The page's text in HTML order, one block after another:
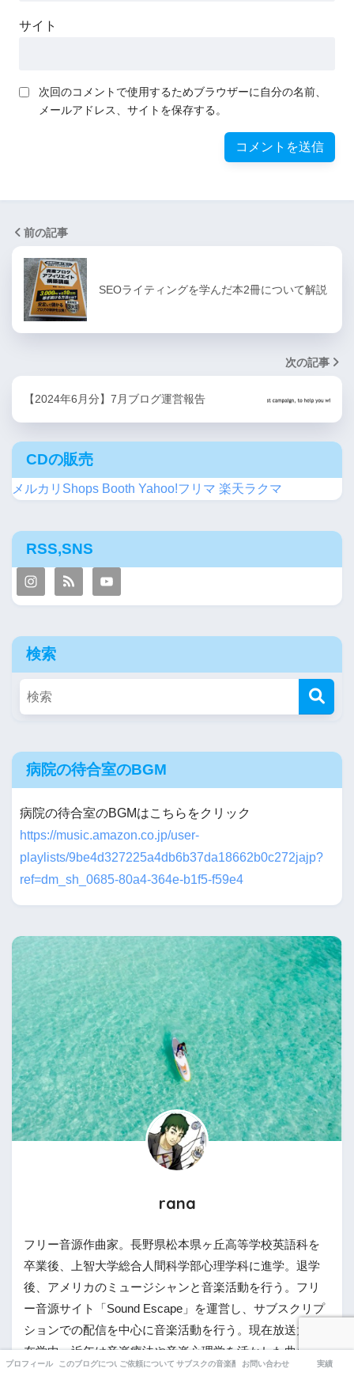
サイト
次回のコメントで使用するためブラウザーに自分の名前、
メールアドレス、サイトを保存する。
前の記事
SEOライティングを学んだ本2冊について解説
次の記事
【2024年6月分】7月ブログ運営報告
CDの販売
メルカリShops Booth Yahoo!フリマ 楽天ラクマ
RSS,SNS
検索
病院の待合室のBGM
病院の待合室のBGMはこちらをクリック
https://music.amazon.co.jp/user-
playlists/9be4d327225a4db6b37da18662b0c272jajp?
ref=dm_sh_0685-80a4-364e-b1f5-f59e4
rana
フリー音源作曲家。長野県松本県ヶ丘高等学校英語科を
卒業後、上智大学総合人間科学部心理学科に進学。退学
後、アメリカのミュージシャンと音楽活動を行う。フリ
ー音源サイト「Sound Escape」を運営し、サブスクリプ
ションでの配信を中心に音楽活動を行う。現在放送大学
在学中。近年は音楽療法や音楽心理学を活かした曲作り
プロフィール このブログについてご依頼について サブスクの音楽配信について
お問い合わせ 実績